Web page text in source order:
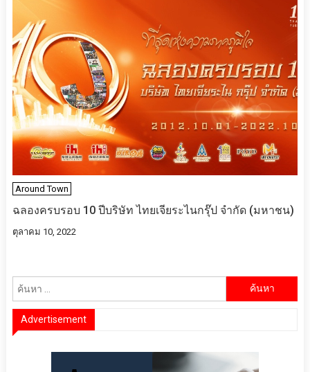
Around Town
ฉลองครบรอบ 10 ปีบริษัท ไทยเจียระไนกรุ๊ป จำกัด (มหาชน)
ตุลาคม 10, 2022
Advertisement